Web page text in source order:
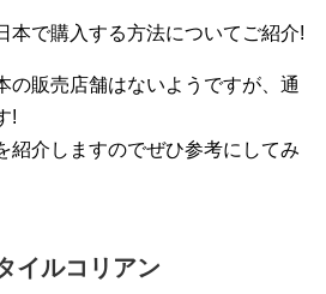
本で購入する方法についてご紹介!
の販売店舗はないようですが、通
!
紹介しますのでぜひ参考にしてみ
イルコリアン